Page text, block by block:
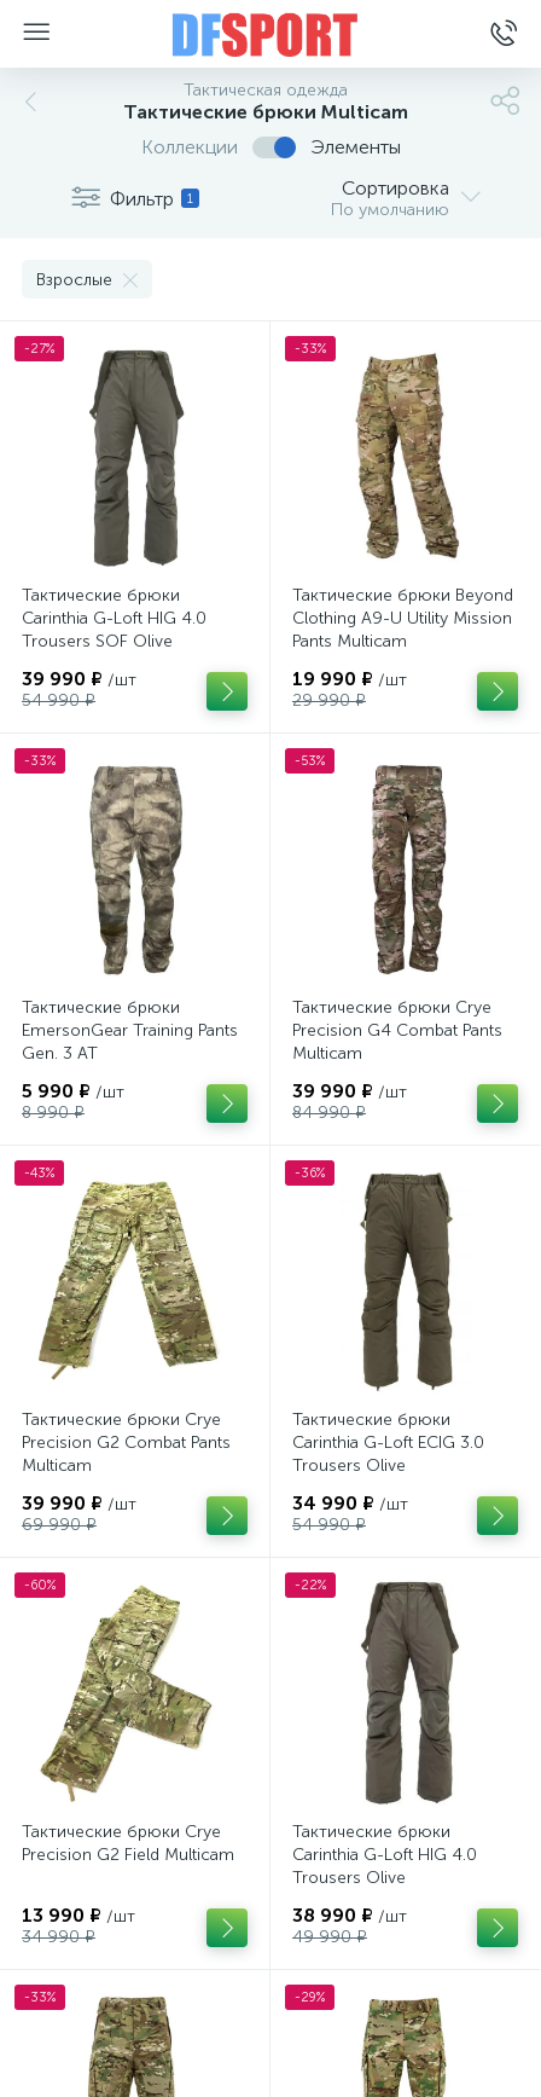
Тактическая одежда
Тактические брюки Multicam
Коллекции
Элементы
Фильтр 1 Сортировка
По умолчанию
Взрослые
-27%
Тактические брюки
Carinthia G-Loft HIG 4.0
Trousers SOF Olive
39 990 ₽ /шт
54 990 ₽
-33%
Тактические брюки Beyond
Clothing A9-U Utility Mission
Pants Multicam
19 990 ₽ /шт
29 990 ₽
-33%
Тактические брюки
EmersonGear Training Pants
Gen. 3 AT
5 990 ₽ /шт
8 990 ₽
-53%
Тактические брюки Crye
Precision G4 Combat Pants
Multicam
39 990 ₽ /шт
84 990 ₽
-43%
Тактические брюки Crye
Precision G2 Combat Pants
Multicam
39 990 ₽ /шт
69 990 ₽
-36%
Тактические брюки
Carinthia G-Loft ECIG 3.0
Trousers Olive
34 990 ₽ /шт
54 990 ₽
-60%
Тактические брюки Crye
Precision G2 Field Multicam
13 990 ₽ /шт
34 990 ₽
-22%
Тактические брюки
Carinthia G-Loft HIG 4.0
Trousers Olive
38 990 ₽ /шт
49 990 ₽
-33% -29%